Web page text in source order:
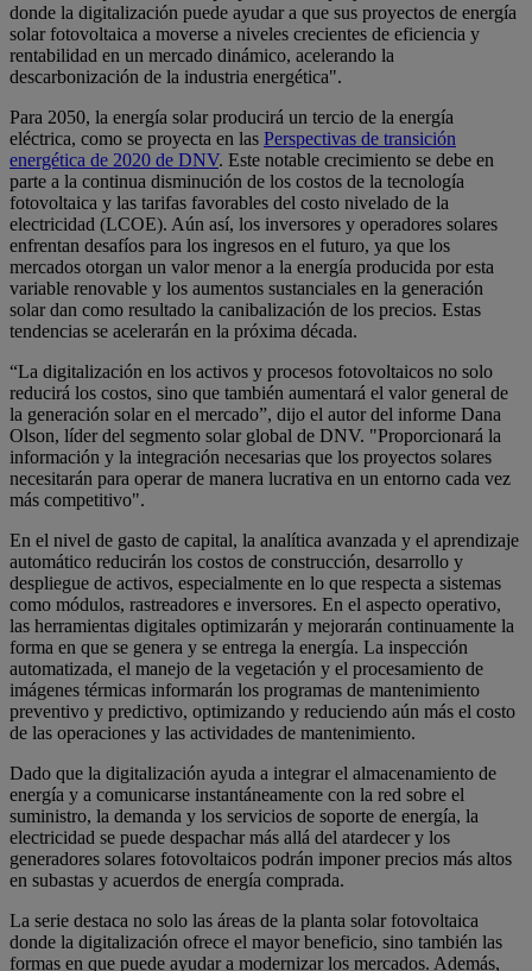
donde la digitalización puede ayudar a que sus proyectos de energía
solar fotovoltaica a moverse a niveles crecientes de eficiencia y
rentabilidad en un mercado dinámico, acelerando la
descarbonización de la industria energética".
Para 2050, la energía solar producirá un tercio de la energía
eléctrica, como se proyecta en las Perspectivas de transición
energética de 2020 de DNV. Este notable crecimiento se debe en
parte a la continua disminución de los costos de la tecnología
fotovoltaica y las tarifas favorables del costo nivelado de la
electricidad (LCOE). Aún así, los inversores y operadores solares
enfrentan desafíos para los ingresos en el futuro, ya que los
mercados otorgan un valor menor a la energía producida por esta
variable renovable y los aumentos sustanciales en la generación
solar dan como resultado la canibalización de los precios. Estas
tendencias se acelerarán en la próxima década.
“La digitalización en los activos y procesos fotovoltaicos no solo
reducirá los costos, sino que también aumentará el valor general de
la generación solar en el mercado”, dijo el autor del informe Dana
Olson, líder del segmento solar global de DNV. "Proporcionará la
información y la integración necesarias que los proyectos solares
necesitarán para operar de manera lucrativa en un entorno cada vez
más competitivo".
En el nivel de gasto de capital, la analítica avanzada y el aprendizaje
automático reducirán los costos de construcción, desarrollo y
despliegue de activos, especialmente en lo que respecta a sistemas
como módulos, rastreadores e inversores. En el aspecto operativo,
las herramientas digitales optimizarán y mejorarán continuamente la
forma en que se genera y se entrega la energía. La inspección
automatizada, el manejo de la vegetación y el procesamiento de
imágenes térmicas informarán los programas de mantenimiento
preventivo y predictivo, optimizando y reduciendo aún más el costo
de las operaciones y las actividades de mantenimiento.
Dado que la digitalización ayuda a integrar el almacenamiento de
energía y a comunicarse instantáneamente con la red sobre el
suministro, la demanda y los servicios de soporte de energía, la
electricidad se puede despachar más allá del atardecer y los
generadores solares fotovoltaicos podrán imponer precios más altos
en subastas y acuerdos de energía comprada.
La serie destaca no solo las áreas de la planta solar fotovoltaica
donde la digitalización ofrece el mayor beneficio, sino también las
formas en que puede ayudar a modernizar los mercados. Además,